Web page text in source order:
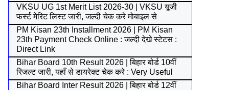
VKSU UG 1st Merit List 2026-30 | VKSU यूजी
फर्स्ट मेरिट लिस्ट जारी, जल्दी चेक करे मोबाइल से
PM Kisan 23th Installment 2026 | PM Kisan
23th Payment Check Online : जल्दी देखे स्टेटस :
Direct Link
Bihar Board 10th Result 2026 | बिहार बोर्ड 10वीं
रिजल्ट जारी, यहाँ से डायरेक्ट चेक करे : Very Useful
Bihar Board Inter Result 2026 | बिहार बोर्ड 12वीं